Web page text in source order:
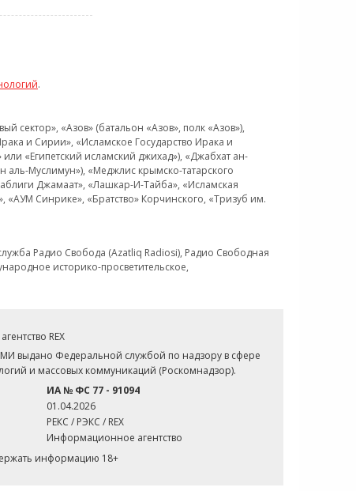
.
сектор», «Азов» (батальон «Азов», полк «Азов»),
и Сирии», «Исламское Государство Ирака и
«Египетский исламский джихад»), «Джабхат ан-
Муслимун»), «Меджлис крымско-татарского
Джамаат», «Лашкар-И-Тайба», «Исламская
Синрике», «Братство» Корчинского, «Тризуб им.
Радио Свобода (Azatliq Radiosi), Радио Свободная
историко-просветительское,
REX
выдано Федеральной службой по надзору в сфере
и массовых коммуникаций (Роскомнадзор).
ИА № ФС 77 - 91094
01.04.2026
РЕКС / РЭКС / REX
Информационное агентство
информацию 18+